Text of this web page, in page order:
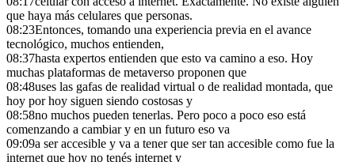
que haya más celulares que personas.
08:23Entonces, tomando una experiencia previa en el avance
tecnológico, muchos entienden,
08:37hasta expertos entienden que esto va camino a eso. Hoy
muchas plataformas de metaverso proponen que
08:48uses las gafas de realidad virtual o de realidad montada, que
hoy por hoy siguen siendo costosas y
08:58no muchos pueden tenerlas. Pero poco a poco eso está
comenzando a cambiar y en un futuro eso va
09:09a ser accesible y va a tener que ser tan accesible como fue la
internet que hoy no tenés internet y